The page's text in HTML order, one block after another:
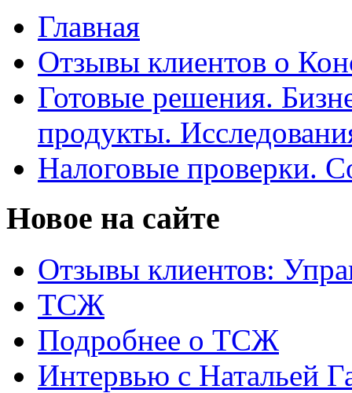
Главная
Отзывы клиентов о
Готовые решения.
продукты.
Налоговые проверки.
Новое на сайте
Отзывы клиентов:
ТСЖ
Подробнее о ТСЖ
Интервью с Натальей